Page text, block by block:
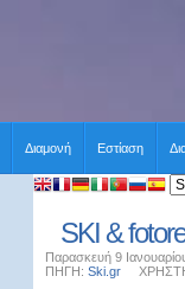
Διαμονή Εστίαση
SKI &
Παρασκευή 9
ΠΗΓΗ: Ski.gr